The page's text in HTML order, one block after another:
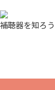
補聴器を知ろう